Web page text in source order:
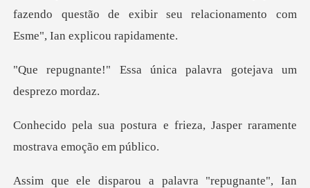
fazendo questão de exibir seu relacio
única palavra gotejav
e frieza, Jasper raramente
vra "repugnante", Ian